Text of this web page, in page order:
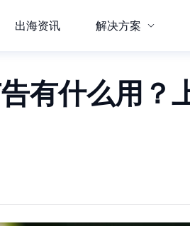
出海资讯 解决方案
有什么用？